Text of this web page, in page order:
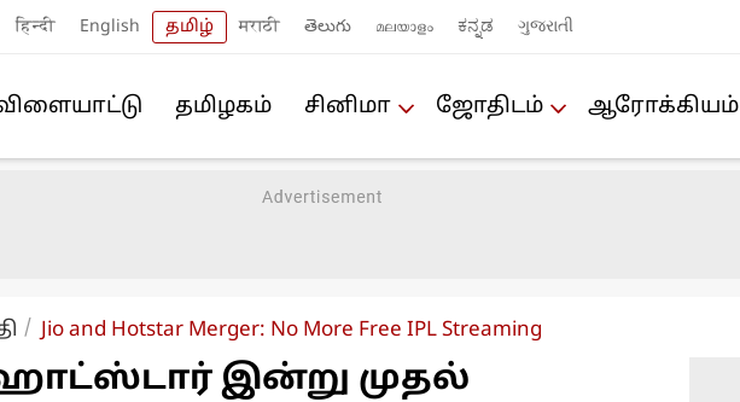
हिन्दी English தமிழ் मराठी తెలుగు മലയാളം ಕನ್ನಡ ગુજરાતી
த‌மிழக‌ம் சினிமா ஜோ‌திட‌ம் ஆரோக்கியம்
Jio and Hotstar Merger: No More Free IPL Streaming
இன்று முதல்